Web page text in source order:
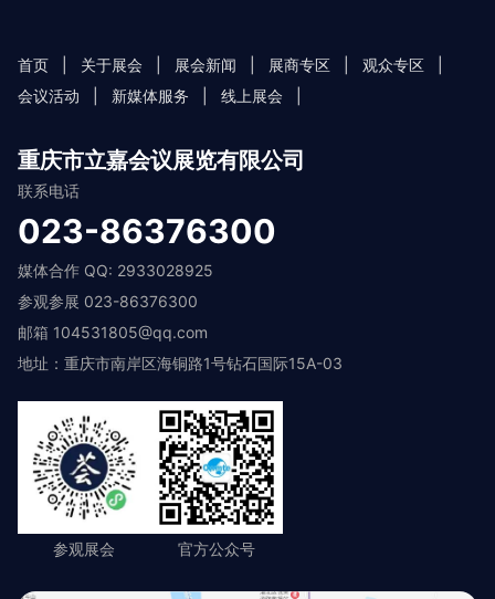
首页 关于展会 展会新闻 展商专区 观众专区
会议活动
新媒体服务 线上展会
重庆市立嘉会议展览有限公司
联系电话
023-86376300
媒体合作 QQ: 2933028925
参观参展 023-86376300
邮箱 104531805@qq.com
地址：重庆市南岸区海铜路1号钻石国际15A-03
参观展会 官方公众号